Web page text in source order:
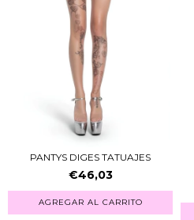
PANTYS DIGES TATUAJES
€46,03
AGREGAR AL CARRITO